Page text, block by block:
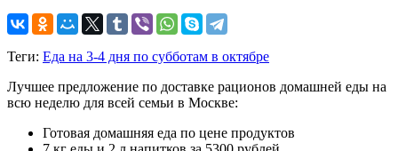
Теги: Еда на 3-4 дня по субботам в октябре
Лучшее предложение по доставке рационов домашней еды на
всю неделю для всей семьи в Москве:
Готовая домашняя еда по цене продуктов